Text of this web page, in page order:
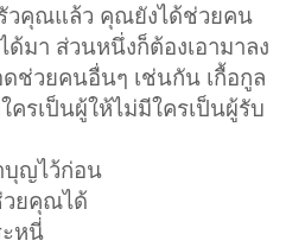
วคุณแล้ว คุณยังได้ช่วยคน
ด้มา ส่วนหนึ่งก็ต้องเอามาลง
ดช่วยคนอื่นๆ เช่นกัน เกื้อกูล
รเป็นผู้ให้ไม่มีใครเป็นผู้รับ
บุญไว้ก่อน
ยคุณได้
หนี่